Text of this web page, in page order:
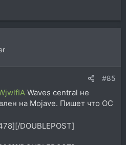
#85
Waves central не
на Mojave. Пишет что ОС
DOUBLEPOST]